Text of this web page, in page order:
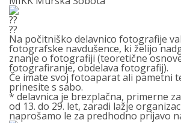
Na počitniško delavnico fotografije
fotografske navdušence, ki želijo
znanje o fotografiji (teoretične
fotografiranje, obdelava fotografij).
Če imate svoj fotoaparat ali pametni
prinesite s sabo.
* delavnica je brezplačna, primerne
od 13. do 29. let, zaradi lažje
naprošamo le za predhodno prijavo